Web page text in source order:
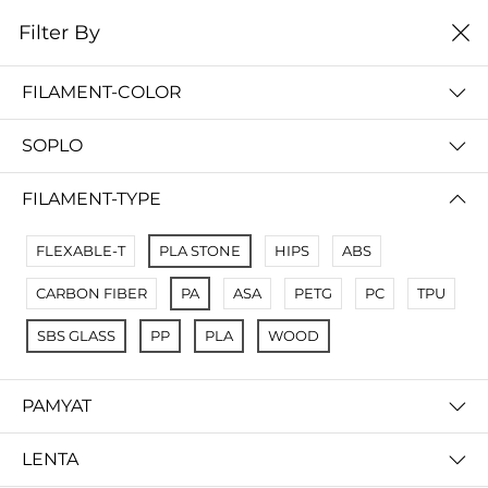
0
No Results
Not Found Filters1
Not Found Filters2
Filter By
FILAMENT-COLOR
SOPLO
FILAMENT-TYPE
FLEXABLE-T PLA STONE HIPS ABS
CARBON FIBER PA ASA PETG PC TPU
SBS GLASS PP PLA WOOD
PAMYAT
LENTA